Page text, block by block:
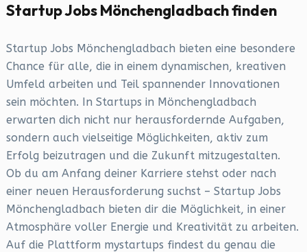
Startup Jobs Mönchengladbach finden
Startup Jobs Mönchengladbach bieten eine besondere
Chance für alle, die in einem dynamischen, kreativen
Umfeld arbeiten und Teil spannender Innovationen
sein möchten. In Startups in Mönchengladbach
erwarten dich nicht nur herausfordernde Aufgaben,
sondern auch vielseitige Möglichkeiten, aktiv zum
Erfolg beizutragen und die Zukunft mitzugestalten.
Ob du am Anfang deiner Karriere stehst oder nach
einer neuen Herausforderung suchst – Startup Jobs
Mönchengladbach bieten dir die Möglichkeit, in einer
Atmosphäre voller Energie und Kreativität zu arbeiten.
Auf die Plattform mystartups findest du genau die